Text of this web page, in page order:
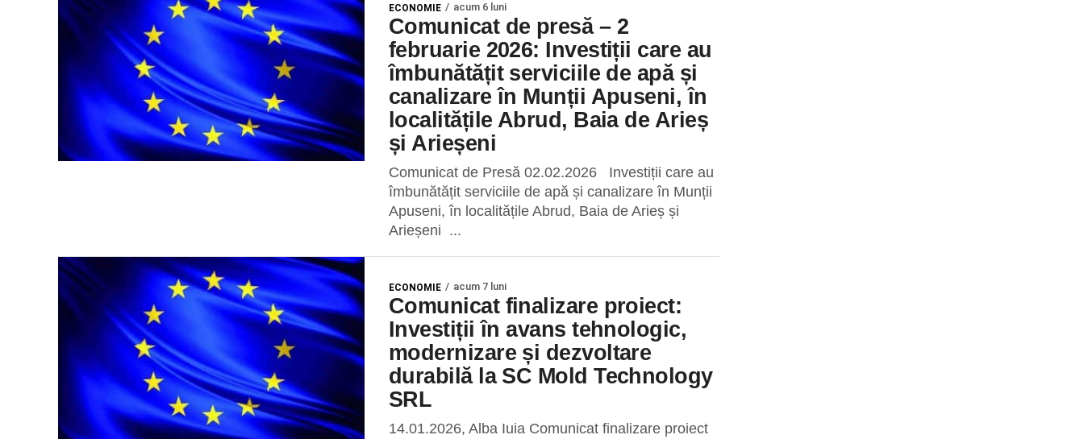
ECONOMIE acum 6 luni
Comunicat de presă – 2
februarie 2026: Investiții care au
îmbunătățit serviciile de apă și
canalizare în Munții Apuseni, în
localitățile Abrud, Baia de Arieș
și Arieșeni
Comunicat de Presă 02.02.2026 Investiții care au
îmbunătățit serviciile de apă și canalizare în Munții
Apuseni, în localitățile Abrud, Baia de Arieș și
Arieșeni ...
ECONOMIE acum 7 luni
Comunicat finalizare proiect:
Investiții în avans tehnologic,
modernizare și dezvoltare
durabilă la SC Mold Technology
SRL
14.01.2026, Alba Iuia Comunicat finalizare proiect